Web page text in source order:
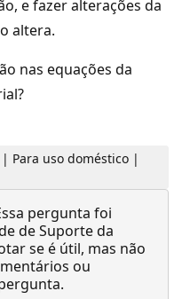
e fazer alterações da
altera.
nas equações da
Para uso doméstico |
pergunta foi
de Suporte da
se é útil, mas não
ou